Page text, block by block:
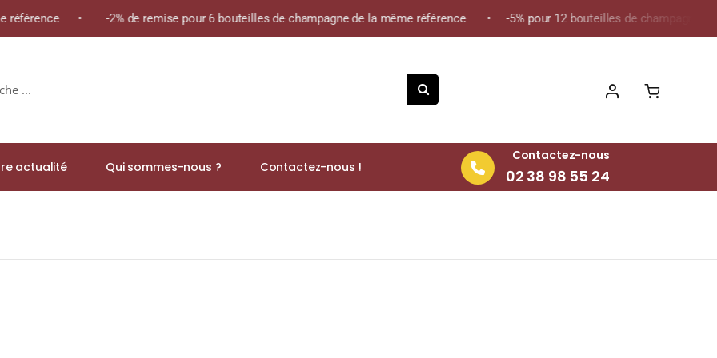
• -2% de remise pour 6 bouteilles de champagne de la même référence • -5% pour 12 bouteilles de champagne de la
actualité Qui sommes-nous ? Contactez-nous !
Contactez-nous
02 38 98 55 24